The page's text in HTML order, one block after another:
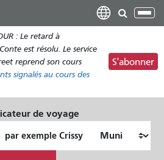
contenu
principal
: Le retard à
est résolu. Le service
reprend son cours
signalés au cours des
S'abonner
de voyage
final